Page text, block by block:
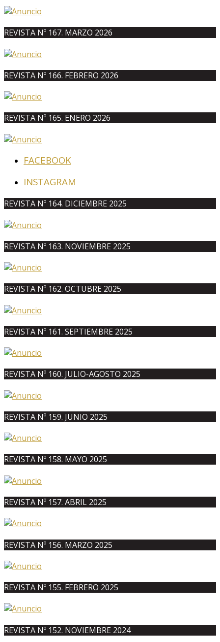
REVISTA Nº 167. MARZO 2026
REVISTA Nº 166. FEBRERO 2026
REVISTA Nº 165. ENERO 2026
FACEBOOK
INSTAGRAM
REVISTA Nº 164. DICIEMBRE 2025
REVISTA Nº 163. NOVIEMBRE 2025
REVISTA Nº 162. OCTUBRE 2025
REVISTA Nº 161. SEPTIEMBRE 2025
REVISTA Nº 160. JULIO-AGOSTO 2025
REVISTA Nº 159. JUNIO 2025
REVISTA Nº 158. MAYO 2025
REVISTA Nº 157. ABRIL 2025
REVISTA Nº 156. MARZO 2025
REVISTA Nº 155. FEBRERO 2025
REVISTA Nº 152. NOVIEMBRE 2024